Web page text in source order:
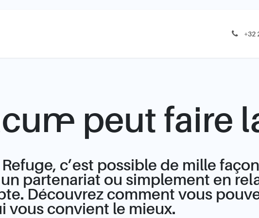
Nous +32
peut faire
c’est possible de mille
partenariat ou simplement en
Découvrez comment vous
vous convient le mieux.